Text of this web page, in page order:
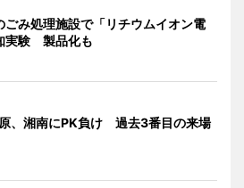
ごみ処理施設で「リチウムイオン電
実験 製品化も
、湘南にPK負け 過去3番目の来場